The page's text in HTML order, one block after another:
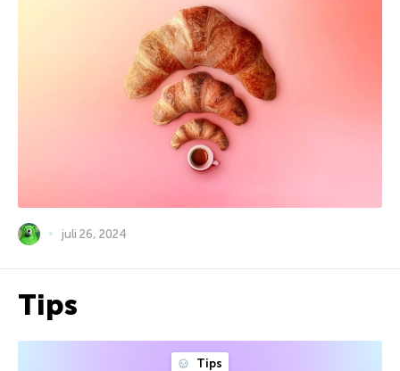
juli 26, 2024
Tips
Tips